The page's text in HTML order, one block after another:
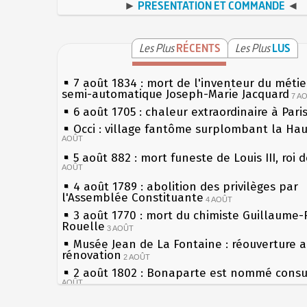
► PRÉSENTATION ET COMMANDE ◄
Les PlusRÉCENTS Les PlusLUS
7 août 1834 : mort de l'inventeur du
semi-automatique Joseph-Marie Jacquard 7
6 août 1705 : chaleur extraordinaire à Paris
Occi : village fantôme surplombant la
AOÛT
5 août 882 : mort funeste de Louis III, roi
AOÛT
4 août 1789 : abolition des privilèges par
l'Assemblée Constituante 4 AOÛT
3 août 1770 : mort du chimiste Guillaume-
Rouelle 3 AOÛT
Musée Jean de La Fontaine : réouverture
rénovation 2 AOÛT
2 août 1802 : Bonaparte est nommé
AOÛT